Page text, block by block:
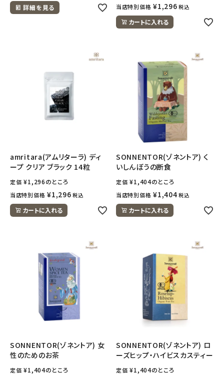
詳細を見る 当店特別価格 ¥1,296 税込
カートに入れる
amritara(アムリターラ) ディ
ープ クリア ブラック 14粒
定価 ¥1,296のところ
当店特別価格 ¥1,296 税込
カートに入れる
SONNENTOR(ゾネントア) く
いしんぼうの断食
定価 ¥1,404のところ
当店特別価格 ¥1,404 税込
カートに入れる
SONNENTOR(ゾネントア) 女
性のためのお茶
定価 ¥1,404のところ
SONNENTOR(ゾネントア) ロ
ーズヒップ・ハイビスカスティー
定価 ¥1,404のところ